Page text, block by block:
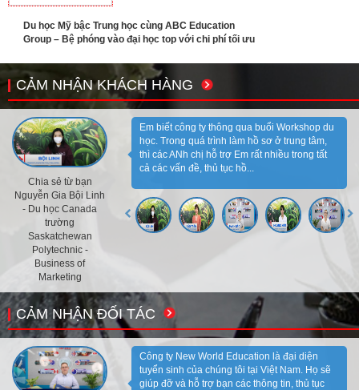
Du học Mỹ bậc Trung học cùng ABC Education
Group – Bệ phóng vào đại học top với chi phí tối ưu
CẢM NHẬN KHÁCH HÀNG
Chia sẻ từ bạn
Nguyễn Gia Bội Linh
- Du học Canada
trường
Saskatchewan
Polytechnic -
Business of
Marketing
Em biết công ty thông qua buổi Workshop du
học. Trong quá trình làm hồ sơ ở trung tâm,
thì các ANh chị hỗ trợ Em rất nhiều trong tất
cả các vấn đề, thủ tục hồ...
CẢM NHẬN ĐỐI TÁC
Công ty New World Education là đại diện
tuyển sinh của chúng tôi tại Việt Nam. Họ sẽ
giúp đỡ và hỗ trợ bạn các thông tin, thủ tục